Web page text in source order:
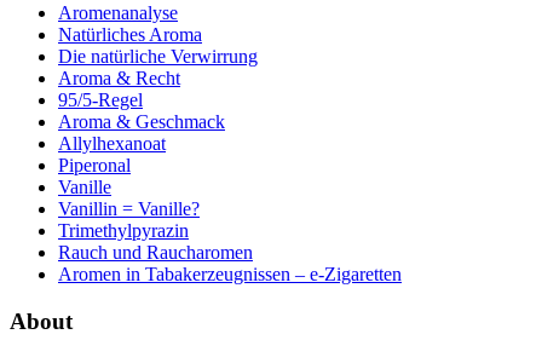
Aromenanalyse
Natürliches Aroma
Die natürliche Verwirrung
Aroma & Recht
95/5-Regel
Aroma & Geschmack
Allylhexanoat
Piperonal
Vanille
Vanillin = Vanille?
Trimethylpyrazin
Rauch und Raucharomen
Aromen in Tabakerzeugnissen – e-Zigaretten
About